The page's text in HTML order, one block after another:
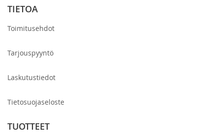
TIETOA
Toimitusehdot
Tarjouspyyntö
Laskutustiedot
Tietosuojaseloste
TUOTTEET